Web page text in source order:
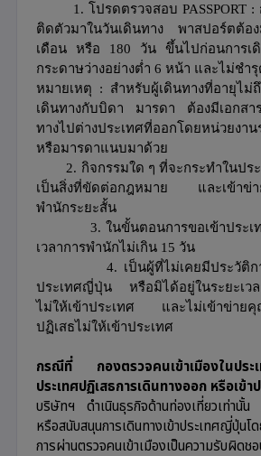
1. โปรดตรวจสอบ PASSPORT
ติดตัวมาในวันเดินทาง พาสปอร์ตต้อ
เดือน หรือ 180 วัน ขึ้นไปก่อนการ
กระดาษว่างอย่างต่ำ 6 หน้า และไม่ชำรุ
หมายเหตุ : สำหรับผู้เดินทางที่อายุไม่
เดินทางกับบิดา มารดา ต้องมีเอกสา
ทางไปต่างประเทศที่ออกโดยหน่วยง
หรือมารดาแนบมาด้วย
2. กิจกรรมใด ๆ ที่จะกระทำในปร
เป็นสิ่งที่ขัดต่อกฎหมาย และเข้าข่า
พำนักระยะสั้น
3. ในขั้นตอนการขอเข้าประเ
เวลาการพำนักไม่เกิน 15 วัน
4. เป็นผู้ที่ไม่เคยมีประวัติการ
ประเทศญี่ปุ่น หรือมิได้อยู่ในระยะเวล
ไม่ให้เข้าประเทศ และไม่เข้าข่ายคุ
ปฏิเสธไม่ให้เข้าประเทศ
กรณีที่ กองตรวจคนเข้าเมืองในปร
ประเทศปฏิเสธการเดินทางออก หรือเข้า
บริษัทฯ ดำเนินธุรกิจด้านท่องเที่ยวเท่านั้น
หรือสนับสนุนการเดินทางเข้าประเทศญี่ปุ่
การผ่านตรวจคนเข้าเมืองเป็นความรับผิดช